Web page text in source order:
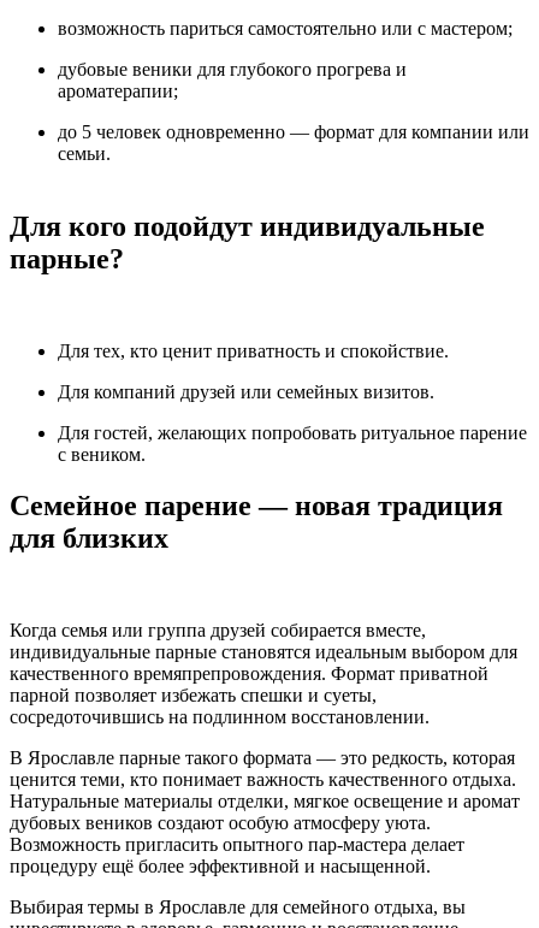
возможность париться самостоятельно или с мастером;
дубовые веники для глубокого прогрева и
ароматерапии;
до 5 человек одновременно — формат для компании или
семьи.
Для кого подойдут индивидуальные
парные?
Для тех, кто ценит приватность и спокойствие.
Для компаний друзей или семейных визитов.
Для гостей, желающих попробовать ритуальное парение
с веником.
Семейное парение — новая традиция
для близких
Когда семья или группа друзей собирается вместе,
индивидуальные парные становятся идеальным выбором для
качественного времяпрепровождения. Формат приватной
парной позволяет избежать спешки и суеты,
сосредоточившись на подлинном восстановлении.
В Ярославле парные такого формата — это редкость, которая
ценится теми, кто понимает важность качественного отдыха.
Натуральные материалы отделки, мягкое освещение и аромат
дубовых веников создают особую атмосферу уюта.
Возможность пригласить опытного пар-мастера делает
процедуру ещё более эффективной и насыщенной.
Выбирая термы в Ярославле для семейного отдыха, вы